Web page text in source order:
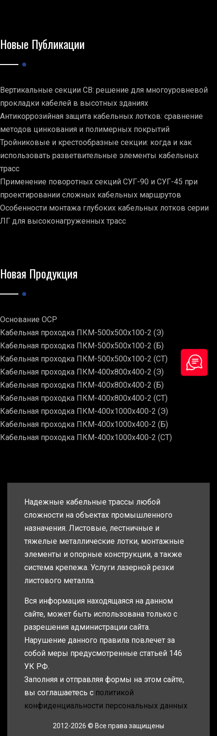
Новые Публикации
Вертикальные секции СВ: решение для многоуровневой
прокладки кабелей в высотных зданиях
Антикоррозийная защита кабельных лотков: сравнение
методов цинкования и полимерных покрытий
Тройниковые и крестообразные секции: когда и как
использовать разветвительные элементы кабельных
трасс
Применение поворотных секций СУГ-90 и СУГ-45 при
проектировании сложных кабельных маршрутов
Особенности монтажа глубоких кабельных лотков серии
ЛГ для высоконагруженных трасс
Новая Продукция
Основание ОСР
Кабельная проходка ПКМ-500х500х100-2 (Э)
Кабельная проходка ПКМ-500х500х100-2 (Б)
Кабельная проходка ПКМ-500х500х100-2 (СТ)
Кабельная проходка ПКМ-400х800х400-2 (Э)
Кабельная проходка ПКМ-400х800х400-2 (Б)
Кабельная проходка ПКМ-400х800х400-2 (СТ)
Кабельная проходка ПКМ-400х1000х400-2 (Э)
Кабельная проходка ПКМ-400х1000х400-2 (Б)
Кабельная проходка ПКМ-400х1000х400-2 (СТ)
Надежные кабельные трассы любой
сложности на объектах промышленного
назначения. Листовые, лестничные и
тяжелые металлические лотки, монтажные
элементы и опорные конструкции, а также
система крепежа. Услуги лазерной резки
листового металла.
Вся информация находящаяся на данном
сайте, может быть использована только с
разрешения администрации сайта.
Нарушение данного правила повлечет за
собой меры предусмотренные статьей 146
УК РФ.
Заполняя и отправляя формы на этом сайте,
вы соглашаетесь с политикой
конфиденциальности персональных данных
2012-2026 © Все права защищены